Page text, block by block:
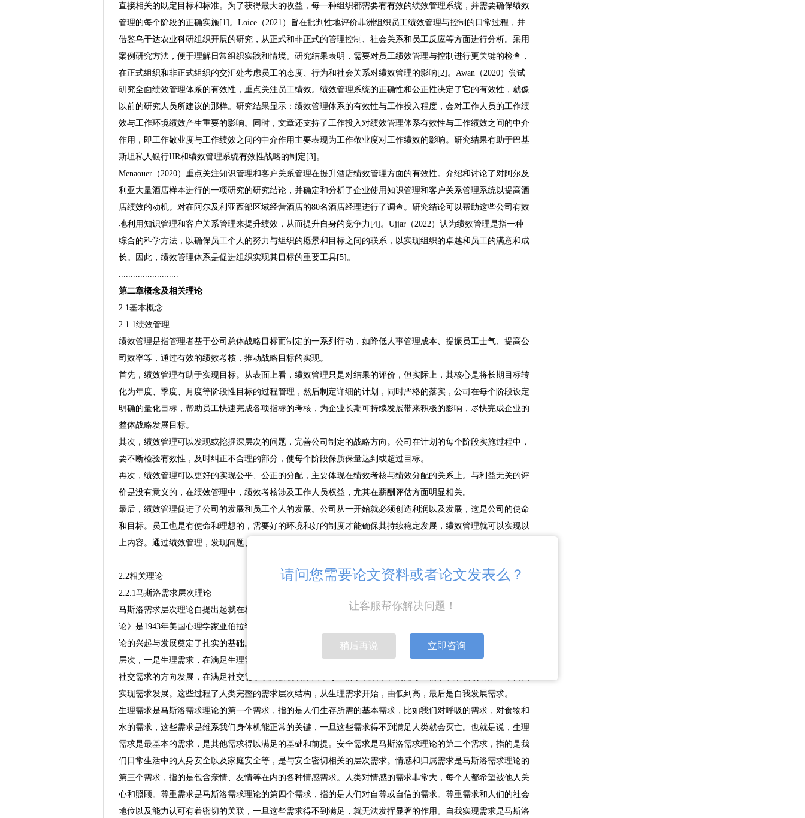
直接相关的既定目标和标准。为了获得最大的收益，每一种组织都需要有有效的绩效管理系统，并需要确保绩效
管理的每个阶段的正确实施[1]。Loice（2021）旨在批判性地评价非洲组织员工绩效管理与控制的日常过程，并
借鉴乌干达农业科研组织开展的研究，从正式和非正式的管理控制、社会关系和员工反应等方面进行分析。采用
案例研究方法，便于理解日常组织实践和情境。研究结果表明，需要对员工绩效管理与控制进行更关键的检查，
在正式组织和非正式组织的交汇处考虑员工的态度、行为和社会关系对绩效管理的影响[2]。Awan（2020）尝试
研究全面绩效管理体系的有效性，重点关注员工绩效。绩效管理系统的正确性和公正性决定了它的有效性，就像
以前的研究人员所建议的那样。研究结果显示：绩效管理体系的有效性与工作投入程度，会对工作人员的工作绩
效与工作环境绩效产生重要的影响。同时，文章还支持了工作投入对绩效管理体系有效性与工作绩效之间的中介
作用，即工作敬业度与工作绩效之间的中介作用主要表现为工作敬业度对工作绩效的影响。研究结果有助于巴基
斯坦私人银行HR和绩效管理系统有效性战略的制定[3]。
Menaouer（2020）重点关注知识管理和客户关系管理在提升酒店绩效管理方面的有效性。介绍和讨论了对阿尔及
利亚大量酒店样本进行的一项研究的研究结论，并确定和分析了企业使用知识管理和客户关系管理系统以提高酒
店绩效的动机。对在阿尔及利亚西部区域经营酒店的80名酒店经理进行了调查。研究结论可以帮助这些公司有效
地利用知识管理和客户关系管理来提升绩效，从而提升自身的竞争力[4]。Ujjar（2022）认为绩效管理是指一种
综合的科学方法，以确保员工个人的努力与组织的愿景和目标之间的联系，以实现组织的卓越和员工的满意和成
长。因此，绩效管理体系是促进组织实现其目标的重要工具[5]。
第二章概念及相关理论
2.1基本概念
2.1.1绩效管理
绩效管理是指管理者基于公司总体战略目标而制定的一系列行动，如降低人事管理成本、提振员工士气、提高公
司效率等，通过有效的绩效考核，推动战略目标的实现。
首先，绩效管理有助于实现目标。从表面上看，绩效管理只是对结果的评价，但实际上，其核心是将长期目标转
化为年度、季度、月度等阶段性目标的过程管理，然后制定详细的计划，同时严格的落实，公司在每个阶段设定
明确的量化目标，帮助员工快速完成各项指标的考核，为企业长期可持续发展带来积极的影响，尽快完成企业的
整体战略发展目标。
其次，绩效管理可以发现或挖掘深层次的问题，完善公司制定的战略方向。公司在计划的每个阶段实施过程中，
要不断检验有效性，及时纠正不合理的部分，使每个阶段保质保量达到或超过目标。
再次，绩效管理可以更好的实现公平、公正的分配，主要体现在绩效考核与绩效分配的关系上。与利益无关的评
价是没有意义的，在绩效管理中，绩效考核涉及工作人员权益，尤其在薪酬评估方面明显相关。
最后，绩效管理促进了公司的发展和员工个人的发展。公司从一开始就必须创造利润以及发展，这是公司的使命
和目标。员工也是有使命和理想的，需要好的环境和好的制度才能确保其持续稳定发展，绩效管理就可以实现以
上内容。通过绩效管理，发现问题、分析问题、改进问题，逐步完善制度，最终实现共赢。
2.2相关理论
2.2.1马斯洛需求层次理论
马斯洛需求层次理论自提出起就在相关领域得到广泛的应用，已经被纳入人本科学理论系统之中。《人类激励理
论》是1943年美国心理学家亚伯拉罕·马斯洛发表的一篇学术论文，其中就首次引出了需求层次理论，为这一理
论的兴起与发展奠定了扎实的基础。在他看来，人类的需求有着高低层次之分，按照由低到高的顺序排列为五个
层次，一是生理需求，在满足生理需求以后，会朝着第二个安全需求发展，在满足安全需求以后，会朝着第三个
社交需求的方向发展，在满足社交需求以后会朝着第四个尊重需求发展，在满足尊重需求以后会朝着第五个自我
实现需求发展。这些过程了人类完整的需求层次结构，从生理需求开始，由低到高，最后是自我发展需求。
生理需求是马斯洛需求理论的第一个需求，指的是人们生存所需的基本需求，比如我们对呼吸的需求，对食物和
水的需求，这些需求是维系我们身体机能正常的关键，一旦这些需求得不到满足人类就会灭亡。也就是说，生理
需求是最基本的需求，是其他需求得以满足的基础和前提。安全需求是马斯洛需求理论的第二个需求，指的是我
们日常生活中的人身安全以及家庭安全等，是与安全密切相关的层次需求。情感和归属需求是马斯洛需求理论的
第三个需求，指的是包含亲情、友情等在内的各种情感需求。人类对情感的需求非常大，每个人都希望被他人关
心和照顾。尊重需求是马斯洛需求理论的第四个需求，指的是人们对自尊或自信的需求。尊重需求和人们的社会
地位以及能力认可有着密切的关联，一旦这些需求得不到满足，就无法发挥显著的作用。自我实现需求是马斯洛
请问您需要论文资料或者论文发表么？
让客服帮你解决问题！
稍后再说 立即咨询